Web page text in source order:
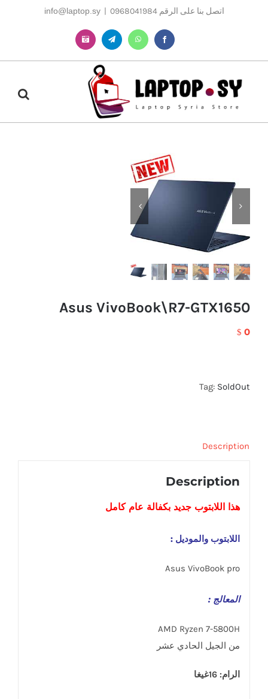
اتصل بنا على الرقم 0968041984 |
info@laptop.sy
Facebook
WhatsApp
Telegram
Instagram
Asus VivoBook\R7-GTX1650
$ 0
Tag: SoldOut
Description
Description
هذا اللابتوب جديد بكفالة عام كامل
اللابتوب والموديل :
Asus VivoBook pro
المعالج :
AMD Ryzen 7-5800H
من الجيل الحادي عشر
الرام: 16غيغا